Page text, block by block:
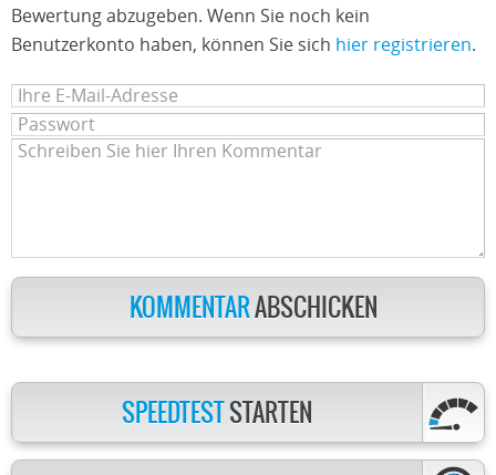
Bewertung abzugeben. Wenn Sie noch kein
Benutzerkonto haben, können Sie sich hier registrieren.
KOMMENTARABSCHICKEN
SPEEDTESTSTARTEN